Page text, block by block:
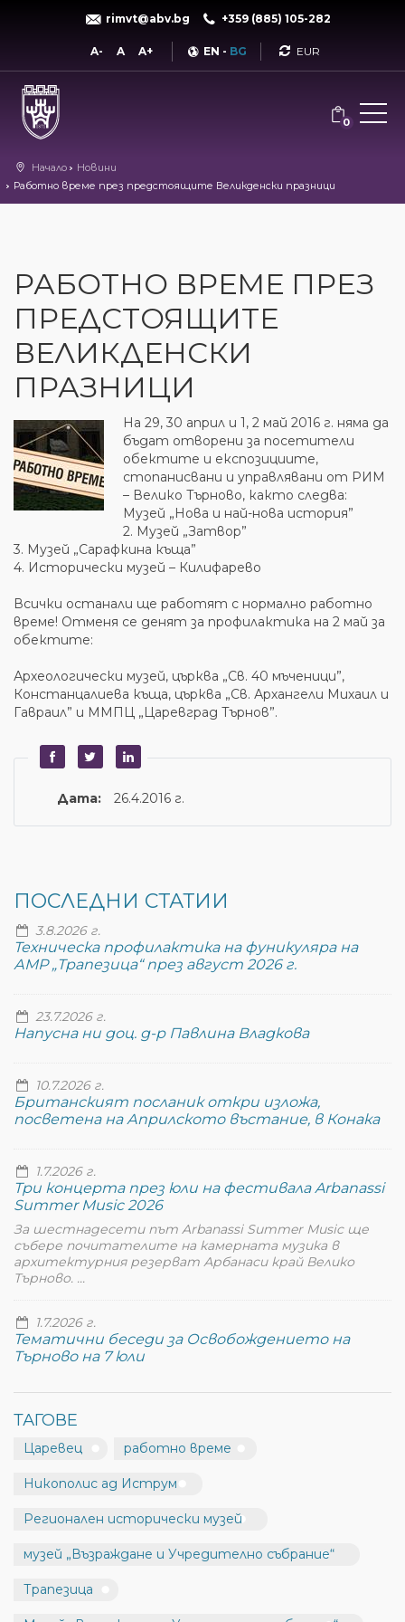
rimvt@abv.bg +359 (885) 105-282
A- A A+ EN - BG Currency
0
Начало
Новини
Работно време през предстоящите Великденски празници
РАБОТНО ВРЕМЕ ПРЕЗ
ПРЕДСТОЯЩИТЕ
ВЕЛИКДЕНСКИ
ПРАЗНИЦИ
На 29, 30 април и 1, 2 май 2016 г. няма да
бъдат отворени за посетители
обектите и експозициите,
стопанисвани и управлявани от РИМ
– Велико Търново, както следва:
Музей „Нова и най-нова история”
2. Музей „Затвор”
3. Музей „Сарафкина къща”
4. Исторически музей – Килифарево
Всички останали ще работят с нормално работно
време! Отменя се денят за профилактика на 2 май за
обектите:
Археологически музей, църква „Св. 40 мъченици”,
Констанцалиева къща, църква „Св. Архангели Михаил и
Гавраил” и ММПЦ „Царевград Търнов”.
Дата: 26.4.2016 г.
ПОСЛЕДНИ СТАТИИ
3.8.2026 г.
Техническа профилактика на фуникуляра на
АМР „Трапезица“ през август 2026 г.
23.7.2026 г.
Напусна ни доц. д-р Павлина Владкова
10.7.2026 г.
Британският посланик откри изложа,
посветена на Априлското въстание, в Конака
1.7.2026 г.
Три концерта през юли на фестивала Arbanassi
Summer Music 2026
За шестнадесети път Arbanassi Summer Music ще
събере почитателите на камерната музика в
архитектурния резерват Арбанаси край Велико
Търново. ...
1.7.2026 г.
Тематични беседи за Освобождението на
Търново на 7 юли
ТАГОВЕ
Царевец работно време
Никополис ад Иструм
Регионален исторически музей
музей „Възраждане и Учредително събрание“
Трапезица